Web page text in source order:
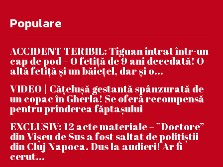
Populare
ACCIDENT TERIBIL: Tiguan intrat într-un
cap de pod – O fetiță de 9 ani decedată! O
altă fetiță și un băiețel, dar și o...
VIDEO | Căţeluşă gestantă spânzurată de
un copac în Gherla! Se oferă recompensă
pentru prinderea făptaşului
EXCLUSIV: 12 acte materiale – ”Doctore”
din Vișeu de Sus a fost saltat de polițiștii
din Cluj Napoca. Dus la audieri! Ar fi
cerut...